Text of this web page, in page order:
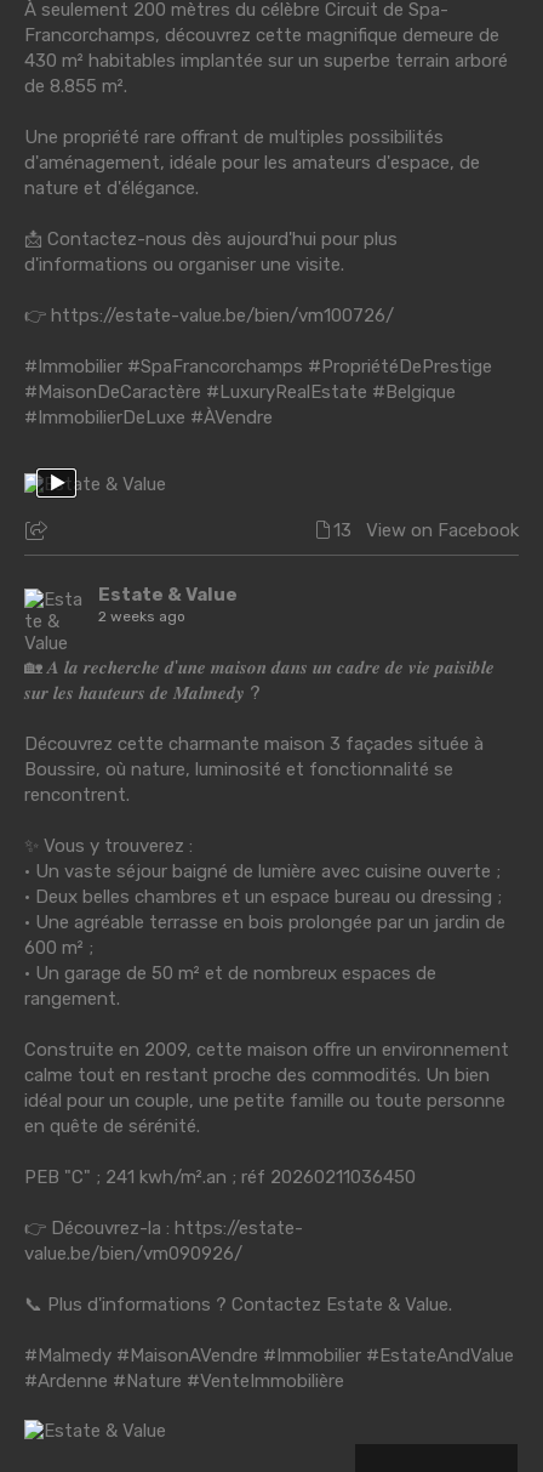
À seulement 200 mètres du célèbre Circuit de Spa-
Francorchamps, découvrez cette magnifique demeure de
430 m² habitables implantée sur un superbe terrain arboré
de 8.855 m².
Une propriété rare offrant de multiples possibilités
d'aménagement, idéale pour les amateurs d'espace, de
nature et d'élégance.
📩 Contactez-nous dès aujourd'hui pour plus
d'informations ou organiser une visite.
👉 https://estate-value.be/bien/vm100726/
#Immobilier #SpaFrancorchamps #PropriétéDePrestige
#MaisonDeCaractère #LuxuryRealEstate #Belgique
#ImmobilierDeLuxe #ÀVendre
13 View on Facebook
Estate & Value
2 weeks ago
🏡 𝑨 𝒍𝒂 𝒓𝒆𝒄𝒉𝒆𝒓𝒄𝒉𝒆 𝒅'𝒖𝒏𝒆 𝒎𝒂𝒊𝒔𝒐𝒏 𝒅𝒂𝒏𝒔 𝒖𝒏 𝒄𝒂𝒅𝒓𝒆 𝒅𝒆 𝒗𝒊𝒆 𝒑𝒂𝒊𝒔𝒊𝒃𝒍𝒆
𝒔𝒖𝒓 𝒍𝒆𝒔 𝒉𝒂𝒖𝒕𝒆𝒖𝒓𝒔 𝒅𝒆 𝑴𝒂𝒍𝒎𝒆𝒅𝒚 ?
Découvrez cette charmante maison 3 façades située à
Boussire, où nature, luminosité et fonctionnalité se
rencontrent.
✨ Vous y trouverez :
• Un vaste séjour baigné de lumière avec cuisine ouverte ;
• Deux belles chambres et un espace bureau ou dressing ;
• Une agréable terrasse en bois prolongée par un jardin de
600 m² ;
• Un garage de 50 m² et de nombreux espaces de
rangement.
Construite en 2009, cette maison offre un environnement
calme tout en restant proche des commodités. Un bien
idéal pour un couple, une petite famille ou toute personne
en quête de sérénité.
PEB "C" ; 241 kwh/m².an ; réf 20260211036450
👉 Découvrez-la : https://estate-
value.be/bien/vm090926/
📞 Plus d'informations ? Contactez Estate & Value.
#Malmedy #MaisonAVendre #Immobilier #EstateAndValue
#Ardenne #Nature #VenteImmobilière